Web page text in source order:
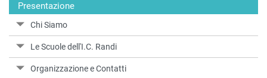
Presentazione
Chi Siamo
Le Scuole dell'I.C. Randi
Organizzazione e Contatti